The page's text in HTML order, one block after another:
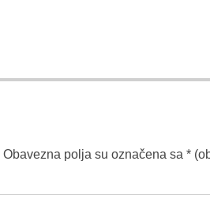
Obavezna polja su označena sa *